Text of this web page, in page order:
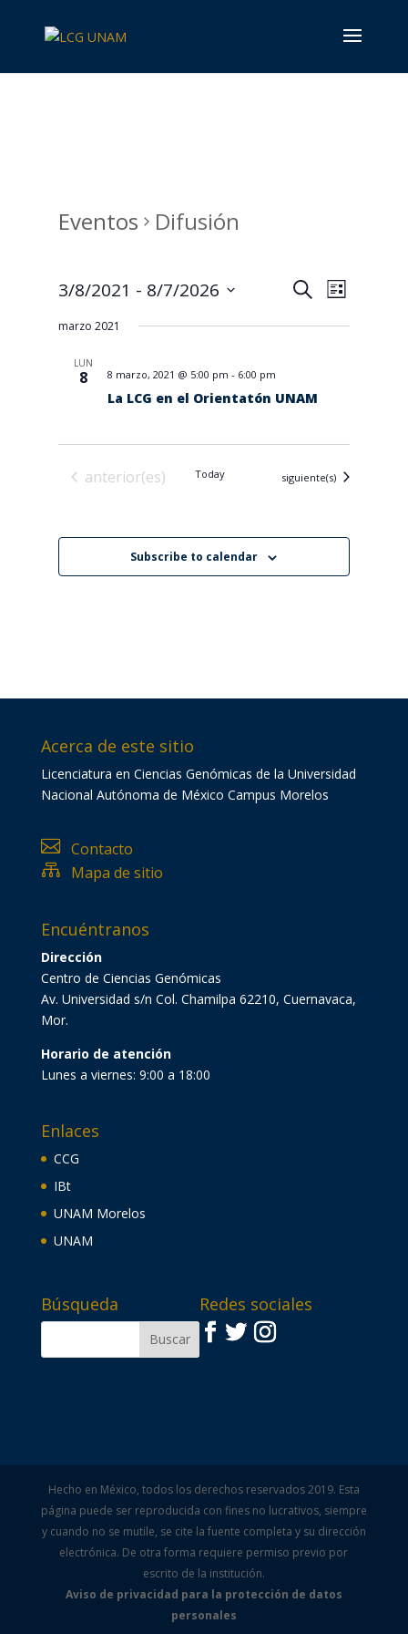
Eventos Difusión
Búsqueda
navegació
de
Buscar
de
vistas
List
3/8/2021 - 8/7/2026
fecha.
marzo 2021
LUN
8 8 marzo, 2021 @ 5:00 pm - 6:00 pm
La LCG en el Orientatón UNAM
Eventos
anterior(es) Today Eventos
siguiente(s)
Subscribe to calendar
Acerca de este sitio
Licenciatura en Ciencias Genómicas de la Universidad
Nacional Autónoma de México Campus Morelos
 Contacto
 Mapa de sitio
Encuéntranos
Dirección
Centro de Ciencias Genómicas
Av. Universidad s/n Col. Chamilpa 62210, Cuernavaca,
Mor.
Horario de atención
Lunes a viernes: 9:00 a 18:00
Enlaces
CCG
IBt
UNAM Morelos
UNAM
Búsqueda Redes sociales
Hecho en México, todos los derechos reservados 2019. Esta
página puede ser reproducida con fines no lucrativos, siempre
y cuando no se mutile, se cite la fuente completa y su dirección
electrónica. De otra forma requiere permiso previo por
escrito de la institución.
Aviso de privacidad para la protección de datos
personales